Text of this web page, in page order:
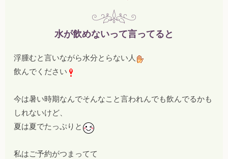
水が飲めないって言ってると
浮腫むと言いながら水分とらない人
飲んでください
今は暑い時期なんでそんなこと言われんでも飲んでるかも
しれないけど、
夏は夏でたっぷりと
私はご予約がつまってて